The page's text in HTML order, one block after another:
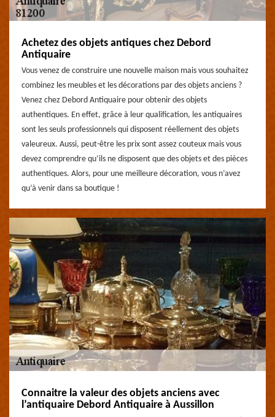
Achetez des objets antiques chez Debord
Antiquaire
Vous venez de construire une nouvelle maison mais vous souhaitez
combinez les meubles et les décorations par des objets anciens ?
Venez chez Debord Antiquaire pour obtenir des objets
authentiques. En effet, grâce à leur qualification, les antiquaires
sont les seuls professionnels qui disposent réellement des objets
valeureux. Aussi, peut-être les prix sont assez couteux mais vous
devez comprendre qu’ils ne disposent que des objets et des pièces
authentiques. Alors, pour une meilleure décoration, vous n’avez
qu’à venir dans sa boutique !
Connaitre la valeur des objets anciens avec
l’antiquaire Debord Antiquaire à Aussillon